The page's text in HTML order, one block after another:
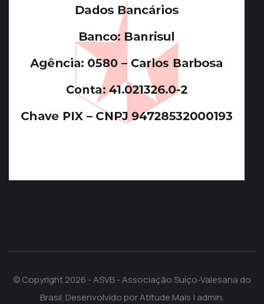
© Copyright 2026 - ASVB - Associação Suíço-Valesana do
Brasil. Desenvolvido porAtitude Mais | admin.